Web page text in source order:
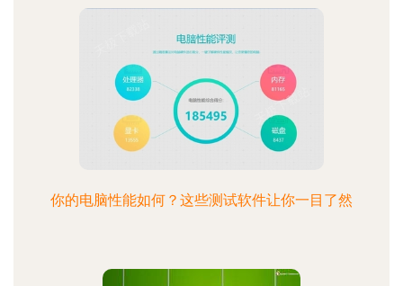
你的电脑性能如何？这些测试软件让你一目了然